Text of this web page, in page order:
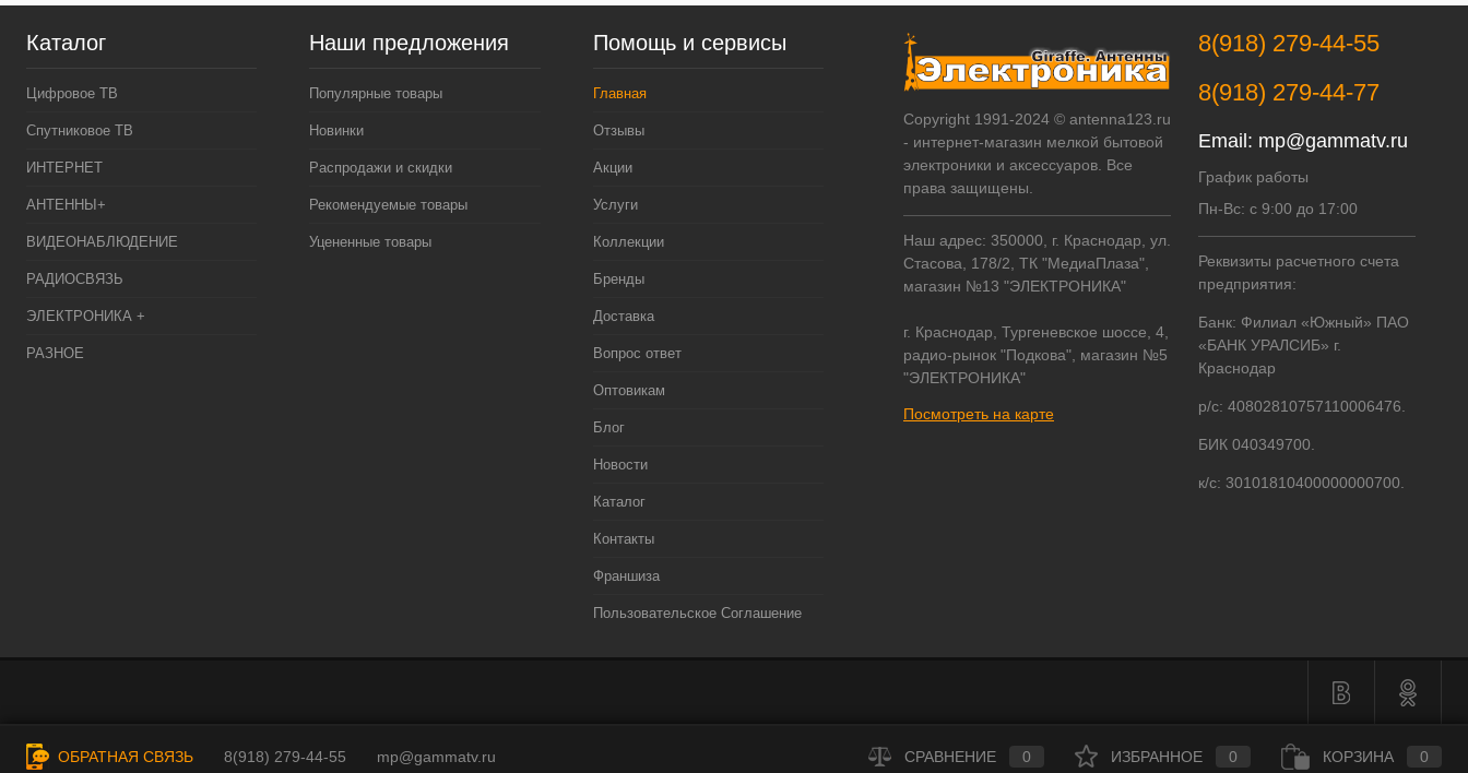
Каталог
Цифровое ТВ
Спутниковое ТВ
ИНТЕРНЕТ
АНТЕННЫ+
ВИДЕОНАБЛЮДЕНИЕ
РАДИОСВЯЗЬ
ЭЛЕКТРОНИКА +
РАЗНОЕ
Наши предложения
Популярные товары
Новинки
Распродажи и скидки
Рекомендуемые товары
Уцененные товары
Помощь и сервисы
Главная
Отзывы
Акции
Услуги
Коллекции
Бренды
Доставка
Вопрос ответ
Оптовикам
Блог
Новости
Каталог
Контакты
Франшиза
Пользовательское Соглашение
Copyright 1991-2024 © antenna123.ru
- интернет-магазин мелкой бытовой
электроники и аксессуаров. Все
права защищены.
Наш адрес: 350000, г. Краснодар, ул.
Стасова, 178/2, ТК "МедиаПлаза",
магазин №13 "ЭЛЕКТРОНИКА"
г. Краснодар, Тургеневское шоссе, 4,
радио-рынок "Подкова", магазин №5
"ЭЛЕКТРОНИКА"
Посмотреть на карте
8(918) 279-44-55
8(918) 279-44-77
Email: mp@gammatv.ru
График работы
Пн-Вс: с 9:00 до 17:00
Реквизиты расчетного счета
предприятия:
Банк: Филиал «Южный» ПАО
«БАНК УРАЛСИБ» г.
Краснодар
р/с: 40802810757110006476.
БИК 040349700.
к/с: 30101810400000000700.
ОБРАТНАЯ СВЯЗЬ 8(918) 279-44-55 mp@gammatv.ru СРАВНЕНИЕ 0 ИЗБРАННОЕ 0 КОРЗИНА 0